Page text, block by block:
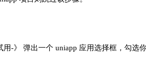
-》 弹出一个 uniapp 应用选择框，勾选